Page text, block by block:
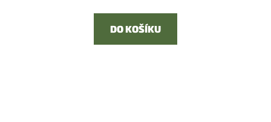
DO KOŠÍKU